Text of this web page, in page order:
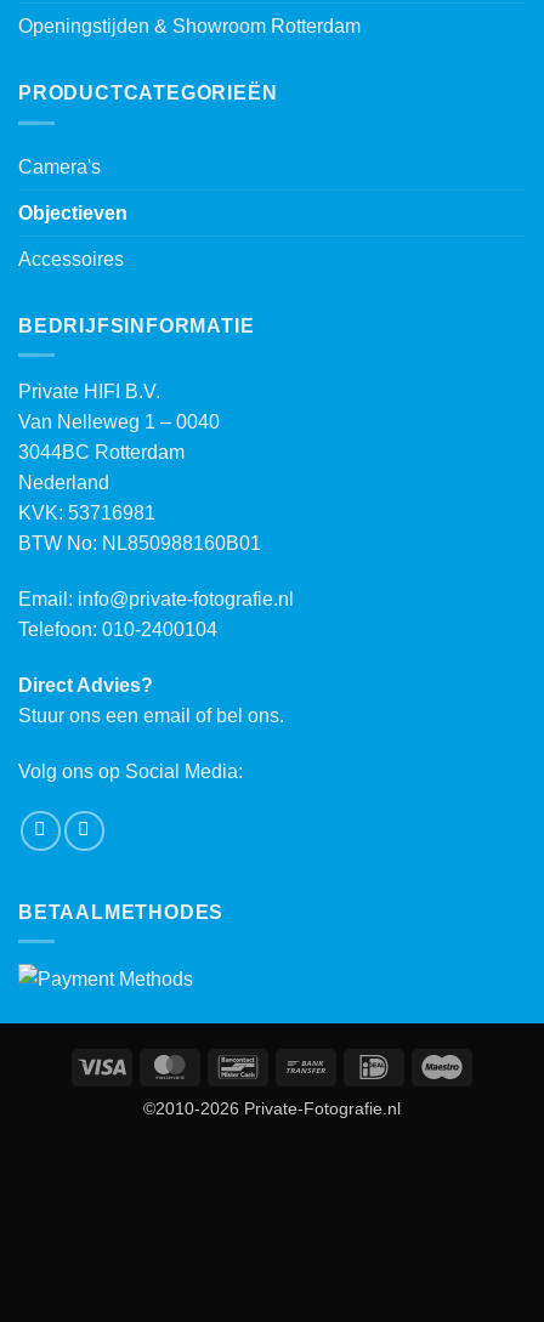
Openingstijden & Showroom Rotterdam
PRODUCTCATEGORIEËN
Camera's
Objectieven
Accessoires
BEDRIJFSINFORMATIE
Private HIFI B.V.
Van Nelleweg 1 – 0040
3044BC Rotterdam
Nederland
KVK: 53716981
BTW No: NL850988160B01
Email: info@private-fotografie.nl
Telefoon: 010-2400104
Direct Advies?
Stuur ons een email of bel ons.
Volg ons op Social Media:
BETAALMETHODES
Visa MasterCardBancontactBank
IDeal
©2010-2026 Private-Fotografie.nl